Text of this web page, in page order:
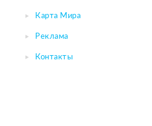
Карта Мира
Реклама
Контакты